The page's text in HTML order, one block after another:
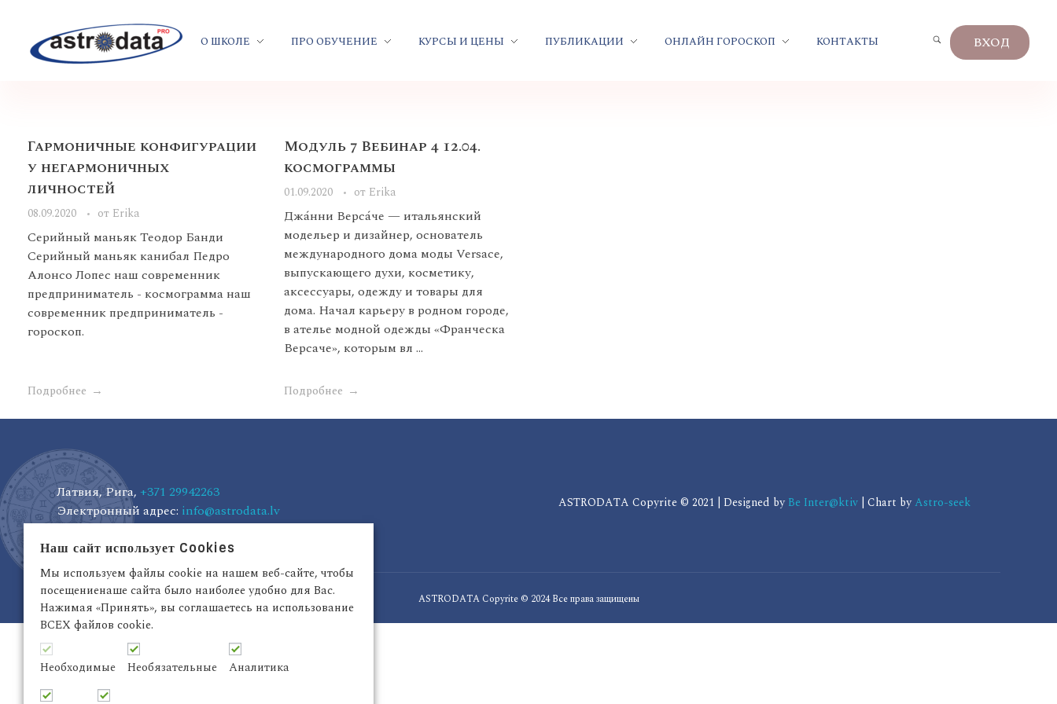
О ШКОЛЕ ПРО ОБУЧЕНИЕ КУРСЫ И ЦЕНЫ ПУБЛИКАЦИИ ОНЛАЙН ГОРОСКОП КОНТАКТЫ ВХОД
Гармоничные конфигурации
у негармоничных
личностей
08.09.2020 от Erika
Серийный маньяк Теодор Банди
Серийный маньяк канибал Педро
Алонсо Лопес наш современник
предприниматель - космограмма наш
современник предприниматель -
гороскоп.
Подробнее
Модуль 7 Вебинар 4 12.04.
космограммы
01.09.2020 от Erika
Джа́нни Верса́че — итальянский
модельер и дизайнер, основатель
международного дома моды Versace,
выпускающего духи, косметику,
аксессуары, одежду и товары для
дома. Начал карьеру в родном городе,
в ателье модной одежды «Франческа
Версаче», которым вл ...
Подробнее
Латвия, Рига, +371 29942263
Электронный адрес: info@astrodata.lv ASTRODATA Copyrite © 2021 | Designed byBe Inter@ktiv | Chart byAstro-seek
ASTRODATA Copyrite © 2024 Все права защищены
Наш сайт использует Cookies
Мы используем файлы cookie на нашем веб-сайте, чтобы
посещениенаше сайта было наиболее удобно для Вас.
Нажимая «Принять», вы соглашаетесь на использование
ВСЕХ файлов cookie.
Необходимые Необязательные Аналитика